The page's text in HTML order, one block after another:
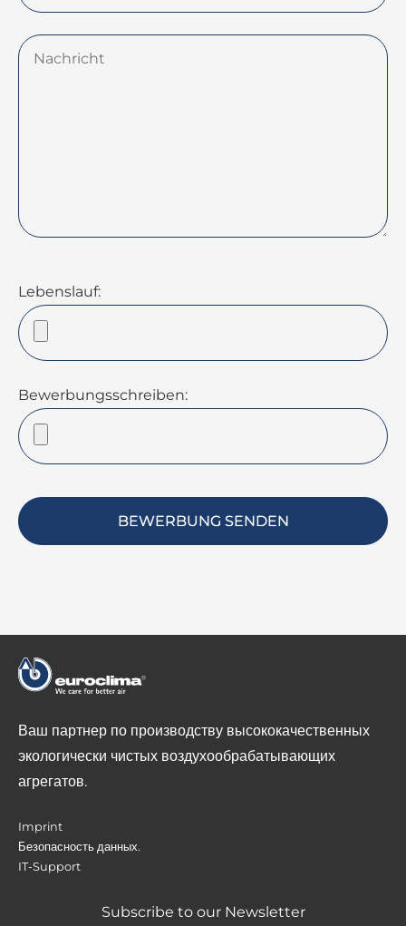
Lebenslauf:
Bewerbungsschreiben:
Ваш партнер по производству высококачественных
экологически чистых воздухообрабатывающих
агрегатов.
Imprint
Безопасность данных.
IT-Support
Subscribe to our Newsletter